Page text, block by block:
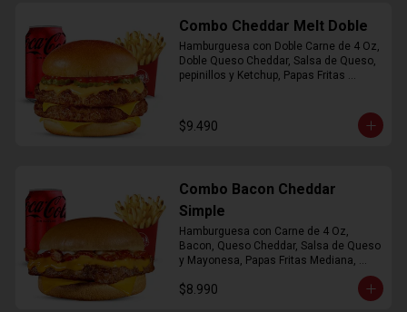
Combo Cheddar Melt Doble
Hamburguesa con Doble Carne de 4 Oz,
Doble Queso Cheddar, Salsa de Queso,
pepinillos y Ketchup, Papas Fritas
$9.490
Combo Bacon Cheddar
Simple
Hamburguesa con Carne de 4 Oz,
Bacon, Queso Cheddar, Salsa de Queso
y Mayonesa, Papas Fritas Mediana,
$8.990